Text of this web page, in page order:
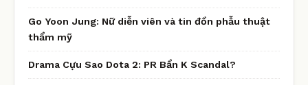
Go Yoon Jung: Nữ diễn viên và tin đồn phẫu thuật
thẩm mỹ
Drama Cựu Sao Dota 2: PR Bẩn K Scandal?